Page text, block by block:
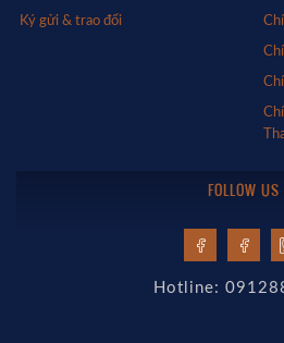
Ký gửi & trao đổi
FOLLOW US
Hotline: